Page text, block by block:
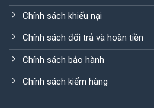
Chính sách khiếu nại
Chính sách đổi trả và hoàn tiền
Chính sách bảo hành
Chính sách kiểm hàng